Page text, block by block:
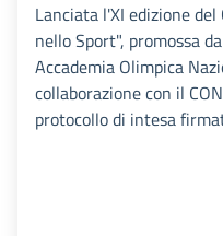
Lanciata l'XI edizione
nello Sport", promossa
Accademia Olimpica
collaborazione con il
protocollo di intesa